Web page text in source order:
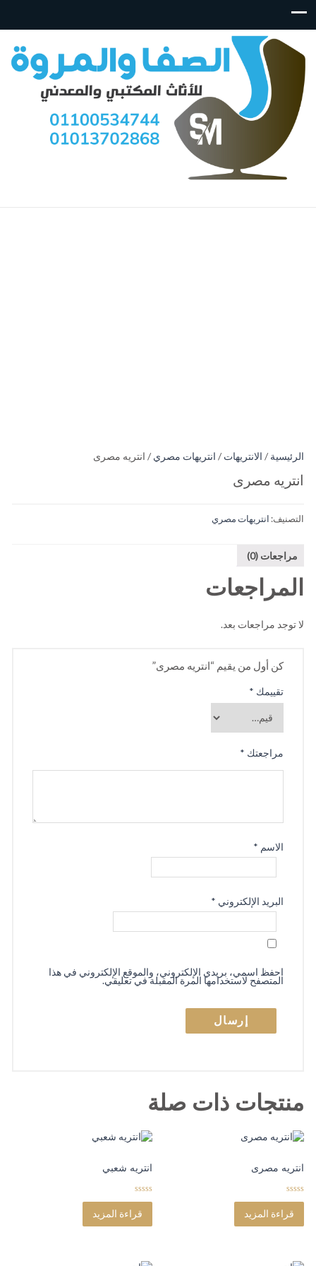
الرئيسية / الانتريهات / انتريهات مصري / انتريه مصرى
انتريه مصرى
التصنيف: انتريهات مصري
مراجعات (0)
المراجعات
لا توجد مراجعات بعد.
كن أول من يقيم “انتريه مصرى”
تقييمك *
مراجعتك *
الاسم *
البريد الإلكتروني *
احفظ اسمي، بريدي الإلكتروني، والموقع الإلكتروني في هذا
المتصفح لاستخدامها المرة المقبلة في تعليقي.
منتجات ذات صلة
انتريه مصرى
0
t
قراءة المزيد
انتريه شعبي
0
t
قراءة المزيد